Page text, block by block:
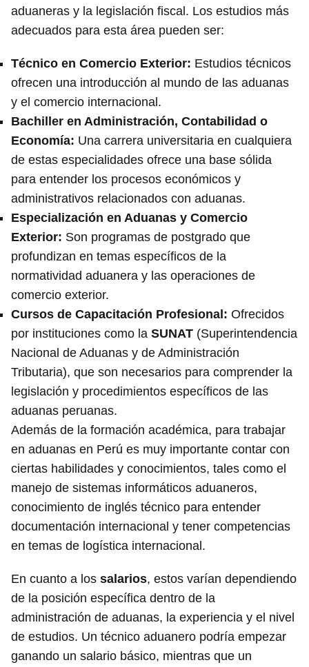
aduaneras y la legislación fiscal. Los estudios más
adecuados para esta área pueden ser:
Técnico en Comercio Exterior: Estudios técnicos
ofrecen una introducción al mundo de las aduanas
y el comercio internacional.
Bachiller en Administración, Contabilidad o
Economía: Una carrera universitaria en cualquiera
de estas especialidades ofrece una base sólida
para entender los procesos económicos y
administrativos relacionados con aduanas.
Especialización en Aduanas y Comercio
Exterior: Son programas de postgrado que
profundizan en temas específicos de la
normatividad aduanera y las operaciones de
comercio exterior.
Cursos de Capacitación Profesional: Ofrecidos
por instituciones como la SUNAT (Superintendencia
Nacional de Aduanas y de Administración
Tributaria), que son necesarios para comprender la
legislación y procedimientos específicos de las
aduanas peruanas.
Además de la formación académica, para trabajar
en aduanas en Perú es muy importante contar con
ciertas habilidades y conocimientos, tales como el
manejo de sistemas informáticos aduaneros,
conocimiento de inglés técnico para entender
documentación internacional y tener competencias
en temas de logística internacional.
En cuanto a los salarios, estos varían dependiendo
de la posición específica dentro de la
administración de aduanas, la experiencia y el nivel
de estudios. Un técnico aduanero podría empezar
ganando un salario básico, mientras que un